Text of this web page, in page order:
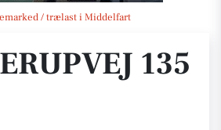
/ trælast i Middelfart
I/S
135